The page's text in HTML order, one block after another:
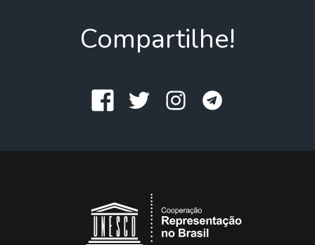
Compartilhe!